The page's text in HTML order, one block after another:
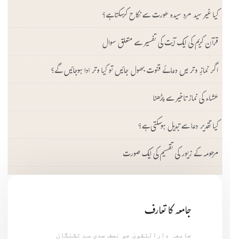
کیا غیر سید مرد سیدہ عورت سے نکاح کرسکتا ہے؟
قرآن کریم کی ایک آیت کی تفسیر سے متعلق سوال
اگر نمازِ وتر میں دعائے قنوت بھول جائیں تو کیا وتر ادا ہوجائیں گے؟
عشاء کی نماز تاخیر سے پڑھنا
کیا تقدیر دعا سے تبدیل ہوسکتی ہے؟
مرحومہ کے زیور کی تقسیم کی ایک صورت
جامعہ کا تعارف
جامعہ دارالتقویٰ جو نصف صدی سے تشنگان